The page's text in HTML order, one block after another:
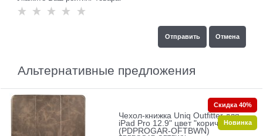
Альтернативные предложения
Чехол-книжка Uniq Outfitter для
iPad Pro 12.9" цвет "коричневый"
(PDPROGAR-OFTBWN)
Скидка 40%
Новинка